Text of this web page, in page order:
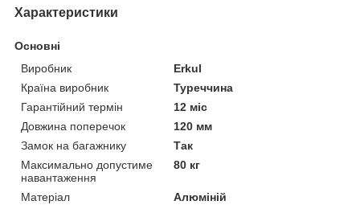
Характеристики
Основні
Виробник
Erkul
Країна виробник
Туреччина
Гарантійний термін
12 міс
Довжина поперечок
120 мм
Замок на багажнику
Так
Максимально допустиме
навантаження
80 кг
Матеріал
Алюміній